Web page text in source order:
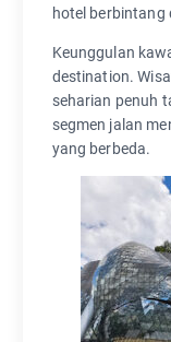
hotel
Keunggulan
destination.
seharian penuh
segmen jalan
yang berbeda.